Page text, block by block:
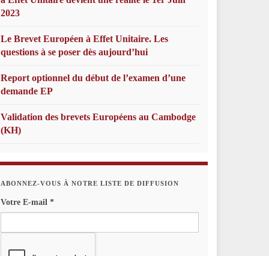
2023
Le Brevet Européen à Effet Unitaire. Les
questions à se poser dès aujourd’hui
Report optionnel du début de l’examen d’une
demande EP
Validation des brevets Européens au Cambodge
(KH)
ABONNEZ-VOUS À NOTRE LISTE DE DIFFUSION
Votre E-mail *